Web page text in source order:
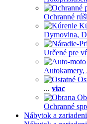
Ochranné
Dymovina,
Určené pre
Autokamery,
... viac
Ochranné
Nábytok a